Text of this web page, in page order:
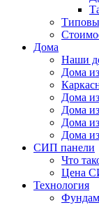
Дома
Наши
Дома
Дома
Дома
Дома
Дома
СИП панели
Что
Цена
Технология